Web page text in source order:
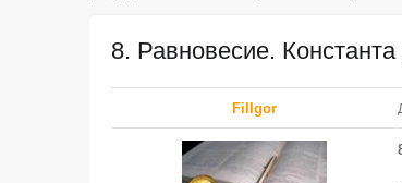
8. Равновесие.
FilIgor